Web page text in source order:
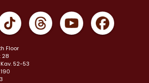
>
Johar Baru >
>
Senen >
Abang >
Floor
28
52-53